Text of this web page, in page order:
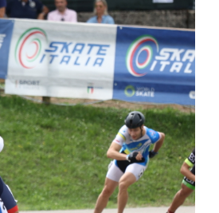
Policy Cookie policy